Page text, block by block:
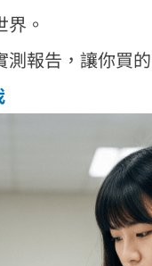
。
報告，讓你買